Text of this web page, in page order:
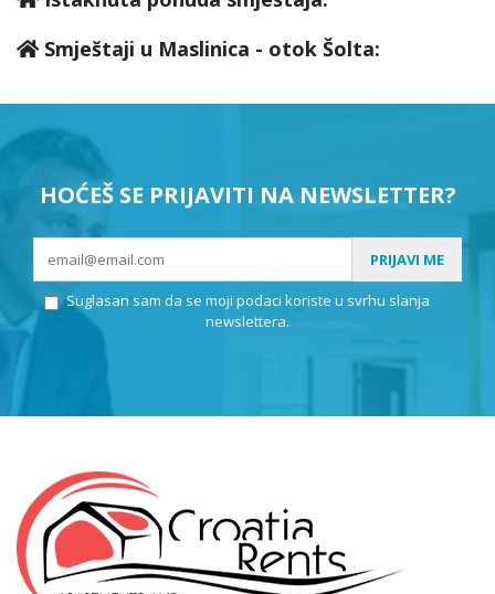
Smještaji u Maslinica - otok Šolta:
HOĆEŠ SE PRIJAVITI NA NEWSLETTER?
PRIJAVI ME
Suglasan sam da se moji podaci koriste u svrhu slanja
newslettera.